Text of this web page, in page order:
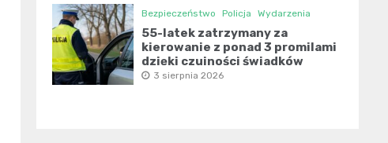
Bezpieczeństwo Policja Wydarzenia
55-latek zatrzymany za
kierowanie z ponad 3 promilami
dzięki czujności świadków
3 sierpnia 2026